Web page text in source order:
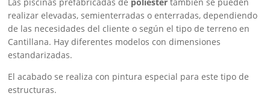
realizar elevadas, semienterradas o enterradas, dependiendo
de las necesidades del cliente o según el tipo de terreno en
Cantillana. Hay diferentes modelos con dimensiones
estandarizadas.
El acabado se realiza con pintura especial para este tipo de
estructuras.